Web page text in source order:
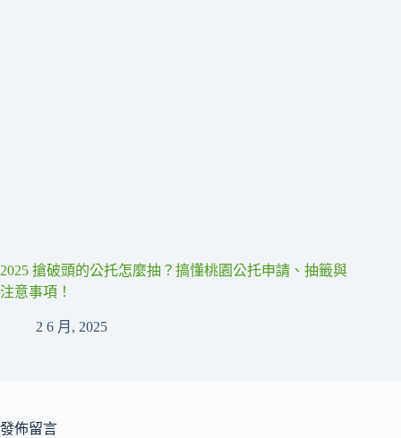
2025 搶破頭的公托怎麼抽？搞懂桃園公托申請、抽籤與
注意事項！
2 6 月, 2025
發佈留言